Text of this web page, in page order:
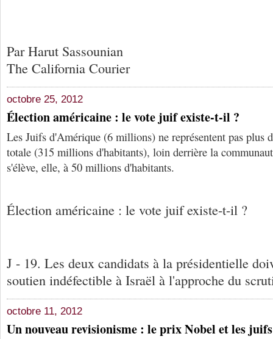
Par Harut Sassounian
The California Courier
octobre 25, 2012
Élection américaine : le vote juif existe-t-il ?
Les Juifs d'Amérique (6 millions) ne représentent pas plus
totale (315 millions d'habitants), loin derrière la
s'élève, elle, à 50 millions d'habitants.
Élection américaine : le vote juif existe-t-il ?
J - 19. Les deux candidats à la présidentielle
soutien indéfectible à Israël à l'approche du
octobre 11, 2012
Un nouveau revisionisme : le prix Nobel et les juifs